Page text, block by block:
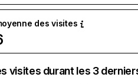
des visites
visites durant les 3